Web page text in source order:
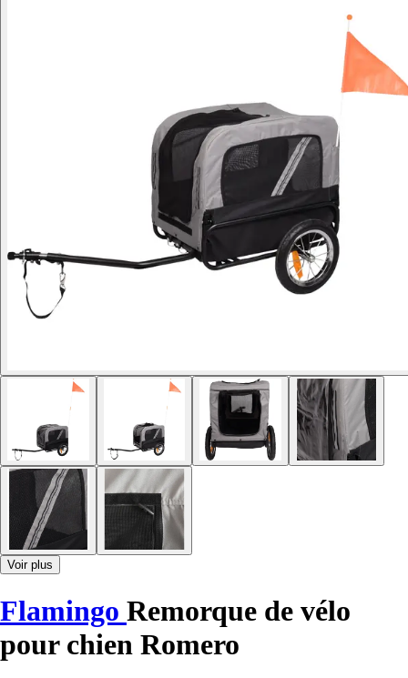
Voir plus
Flamingo Remorque de vélo
pour chien Romero